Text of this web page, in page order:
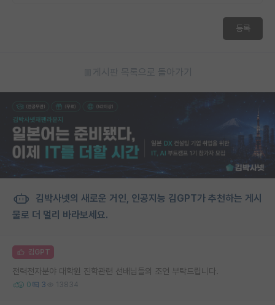
등록
게시판 목록으로 돌아가기
김박사넷의 새로운 거인, 인공지능 김GPT가 추천하는 게시
물로 더 멀리 바라보세요.
김GPT
전력전자분야 대학원 진학관련 선배님들의 조언 부탁드립니다.
0 3 13834